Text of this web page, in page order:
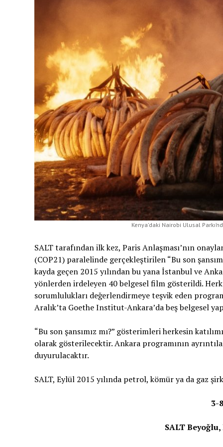
Kenya’daki Nairobi Ulusal
SALT tarafından ilk kez, Paris Anlaşması’nın
(COP21) paralelinde gerçekleştirilen “Bu son
kayda geçen 2015 yılından bu yana İstanbul ve
yönlerden irdeleyen 40 belgesel film gösterildi.
sorumlulukları değerlendirmeye teşvik eden
Aralık’ta Goethe Institut-Ankara’da beş belgesel
“Bu son şansımız mı?” gösterimleri herkesin
olarak gösterilecektir. Ankara programının
duyurulacaktır.
SALT, Eylül 2015 yılında petrol, kömür ya da gaz
3-
SALT